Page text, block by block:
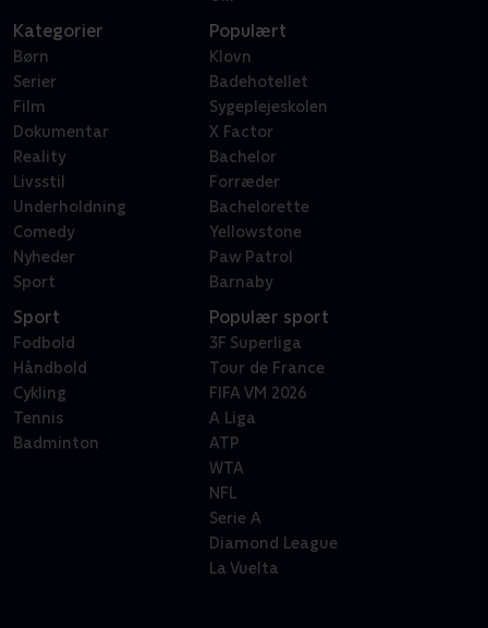
Kategorier
Børn
Serier
Film
Dokumentar
Reality
Livsstil
Underholdning
Comedy
Nyheder
Sport
Populært
Klovn
Badehotellet
Sygeplejeskolen
X Factor
Bachelor
Forræder
Bachelorette
Yellowstone
Paw Patrol
Barnaby
Sport
Fodbold
Håndbold
Cykling
Tennis
Badminton
Populær sport
3F Superliga
Tour de France
FIFA VM 2026
A Liga
ATP
WTA
NFL
Serie A
Diamond League
La Vuelta